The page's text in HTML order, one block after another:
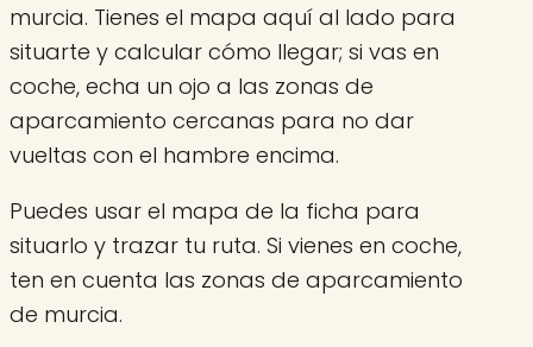
murcia. Tienes el mapa aquí al lado para
situarte y calcular cómo llegar; si vas en
coche, echa un ojo a las zonas de
aparcamiento cercanas para no dar
vueltas con el hambre encima.
Puedes usar el mapa de la ficha para
situarlo y trazar tu ruta. Si vienes en coche,
ten en cuenta las zonas de aparcamiento
de murcia.